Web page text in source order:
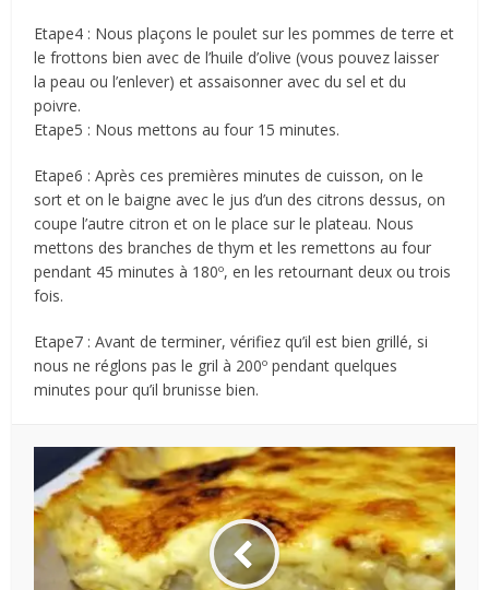
Etape4 : Nous plaçons le poulet sur les pommes de terre et
le frottons bien avec de l’huile d’olive (vous pouvez laisser
la peau ou l’enlever) et assaisonner avec du sel et du
poivre.
Etape5 : Nous mettons au four 15 minutes.
Etape6 : Après ces premières minutes de cuisson, on le
sort et on le baigne avec le jus d’un des citrons dessus, on
coupe l’autre citron et on le place sur le plateau. Nous
mettons des branches de thym et les remettons au four
pendant 45 minutes à 180º, en les retournant deux ou trois
fois.
Etape7 : Avant de terminer, vérifiez qu’il est bien grillé, si
nous ne réglons pas le gril à 200º pendant quelques
minutes pour qu’il brunisse bien.